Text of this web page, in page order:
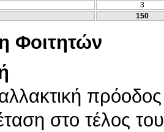
3
150
Φοιτητών
στο τέλος